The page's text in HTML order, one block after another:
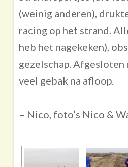
(weinig anderen),
racing op het strand.
heb het nagekeken),
gezelschap.
veel gebak na afloop.
– Nico, foto’s Nico &